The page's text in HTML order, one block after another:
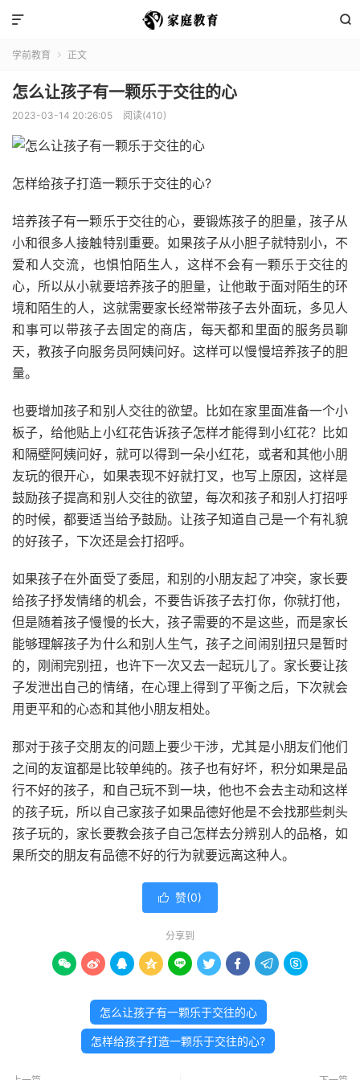


学前教育  正文
怎么让孩子有一颗乐于交往的心
2023-03-14 20:26:05 阅读(410)
怎样给孩子打造一颗乐于交往的心?
培养孩子有一颗乐于交往的心，要锻炼孩子的胆量，孩子从
小和很多人接触特别重要。如果孩子从小胆子就特别小，不
爱和人交流，也惧怕陌生人，这样不会有一颗乐于交往的
心，所以从小就要培养孩子的胆量，让他敢于面对陌生的环
境和陌生的人，这就需要家长经常带孩子去外面玩，多见人
和事可以带孩子去固定的商店，每天都和里面的服务员聊
天，教孩子向服务员阿姨问好。这样可以慢慢培养孩子的胆
量。
也要增加孩子和别人交往的欲望。比如在家里面准备一个小
板子，给他贴上小红花告诉孩子怎样才能得到小红花？比如
和隔壁阿姨问好，就可以得到一朵小红花，或者和其他小朋
友玩的很开心，如果表现不好就打叉，也写上原因，这样是
鼓励孩子提高和别人交往的欲望，每次和孩子和别人打招呼
的时候，都要适当给予鼓励。让孩子知道自己是一个有礼貌
的好孩子，下次还是会打招呼。
如果孩子在外面受了委屈，和别的小朋友起了冲突，家长要
给孩子抒发情绪的机会，不要告诉孩子去打你，你就打他，
但是随着孩子慢慢的长大，孩子需要的不是这些，而是家长
能够理解孩子为什么和别人生气，孩子之间闹别扭只是暂时
的，刚闹完别扭，也许下一次又去一起玩儿了。家长要让孩
子发泄出自己的情绪，在心理上得到了平衡之后，下次就会
用更平和的心态和其他小朋友相处。
那对于孩子交朋友的问题上要少干涉，尤其是小朋友们他们
之间的友谊都是比较单纯的。孩子也有好坏，积分如果是品
行不好的孩子，和自己玩不到一块，他也不会去主动和这样
的孩子玩，所以自己家孩子如果品德好他是不会找那些刺头
孩子玩的，家长要教会孩子自己怎样去分辨别人的品格，如
果所交的朋友有品德不好的行为就要远离这种人。
 赞(0)
分享到
        
怎么让孩子有一颗乐于交往的心
怎样给孩子打造一颗乐于交往的心?